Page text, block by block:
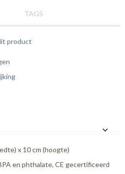
TAGS
product
x 10 cm (hoogte)
en phthalate, CE gecertificeerd